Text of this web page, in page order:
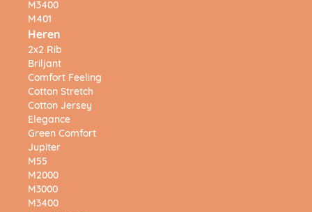
M3400
M401
Heren
2x2 Rib
Briljant
Comfort Feeling
Cotton Stretch
Cotton Jersey
Elegance
Green Comfort
Jupiter
M55
M2000
M3000
M3400